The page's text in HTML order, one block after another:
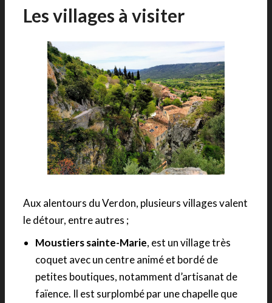
Les villages à visiter
Aux alentours du Verdon, plusieurs villages valent
le détour, entre autres ;
Moustiers sainte-Marie, est un village très
coquet avec un centre animé et bordé de
petites boutiques, notamment d’artisanat de
faïence. Il est surplombé par une chapelle que